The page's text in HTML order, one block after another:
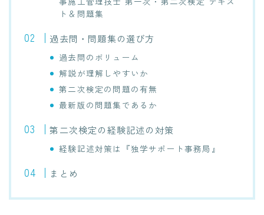
ト＆問題集
過去問・問題集の選び方
過去問のボリューム
解説が理解しやすいか
第二次検定の問題の有無
最新版の問題集であるか
第二次検定の経験記述の対策
経験記述対策は『独学サポート事務局』
まとめ